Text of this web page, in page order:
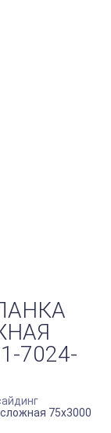
7024-
75х3000